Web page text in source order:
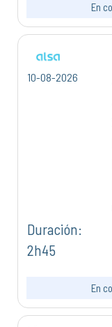
En
10-08-2026
Duración:
2h45
En